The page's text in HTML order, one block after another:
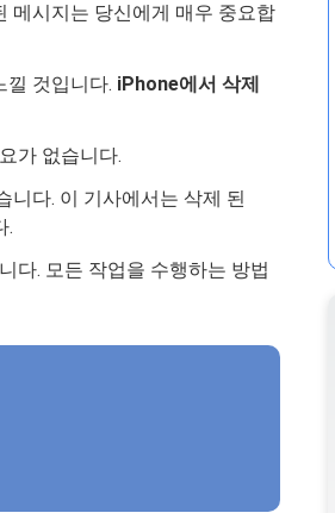
메시지는 당신에게 매우 중요합
낄 것입니다. iPhone에서 삭제
가 없습니다.
니다. 이 기사에서는 삭제 된
.
다. 모든 작업을 수행하는 방법